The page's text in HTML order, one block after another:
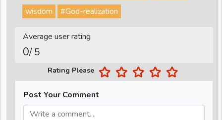
wisdom
#God-realization
Average user rating
0/ 5
Rating Please
Post Your Comment